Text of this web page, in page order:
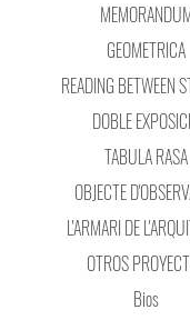
GEOMETRICA
READING BETWEEN
DOBLE
TABULA RASA
OBJECTE
L'ARMARI DE
OTROS
Bios